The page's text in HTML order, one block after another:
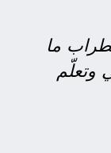
ما
وتعلّم